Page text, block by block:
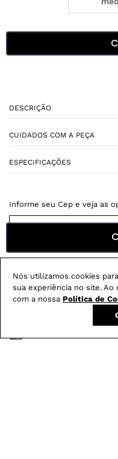
Nós utilizamos cookies
sua experiência no site. Ao
com a nossa Política de
DESCRIÇÃO
CUIDADOS COM A PEÇA
ESPECIFICAÇÕES
Conheça nossosbenefícios
FRETE GRÁTIS
Em pedidos acima